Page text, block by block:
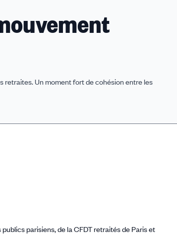
retraites. Un moment fort de cohésion entre les
parisiens, de la CFDT retraités de Paris et